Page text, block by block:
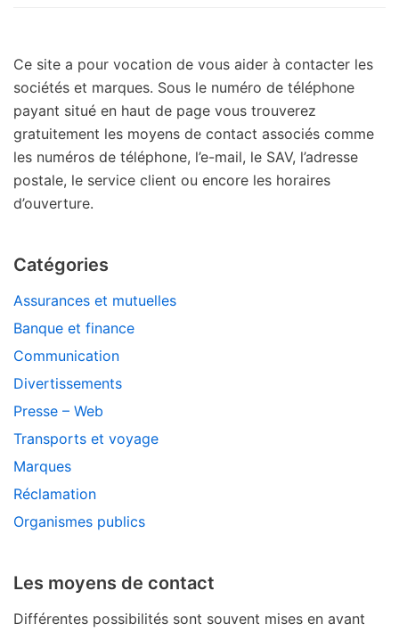
Ce site a pour vocation de vous aider à contacter les
sociétés et marques. Sous le numéro de téléphone
payant situé en haut de page vous trouverez
gratuitement les moyens de contact associés comme
les numéros de téléphone, l’e-mail, le SAV, l’adresse
postale, le service client ou encore les horaires
d’ouverture.
Catégories
Assurances et mutuelles
Banque et finance
Communication
Divertissements
Presse – Web
Transports et voyage
Marques
Réclamation
Organismes publics
Les moyens de contact
Différentes possibilités sont souvent mises en avant